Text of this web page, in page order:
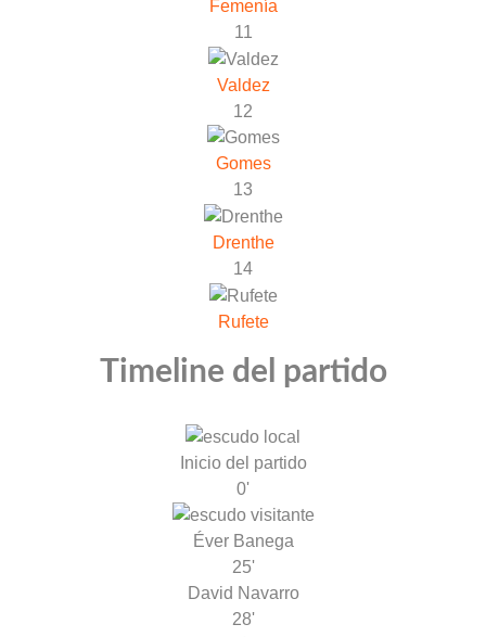
Femenía
11
Valdez
12
Gomes
13
Drenthe
14
Rufete
Timeline del partido
Inicio del partido
0'
Éver Banega
25'
David Navarro
28'